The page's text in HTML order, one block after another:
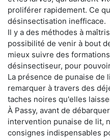
proliférer rapidement. Ce
désinsectisation inefficace.
Il y a des méthodes à
possibilité de venir à bout
mieux suivre des
désinsectiseur, pour
La présence de punaise de
remarquer à travers des
taches noires qu'elles
À Passy, avant de
intervention punaise de lit,
consignes indispensables